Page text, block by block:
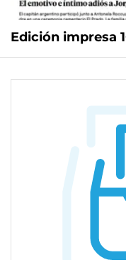
Edición impresa